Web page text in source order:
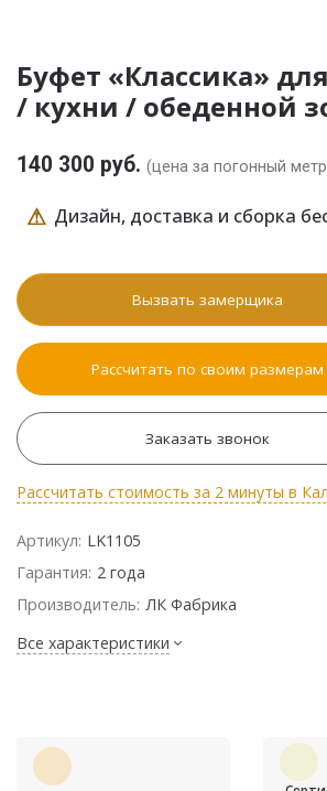
Буфет «Классика»
/ кухни / обеденной
140 300 руб. (цена за погонный
⚠ Дизайн, доставка и сборка
Вызвать замерщика
Рассчитать по своим размерам
Заказать звонок
Рассчитать стоимость за 2 минуты в
Артикул: LK1105
Гарантия: 2 года
Производитель: ЛК Фабрика
Все характеристики